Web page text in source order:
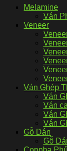
Melamine
Ván
Veneer
Ván Ghép
Ván
Ván
Ván
Ván
Gỗ Dán
Gỗ